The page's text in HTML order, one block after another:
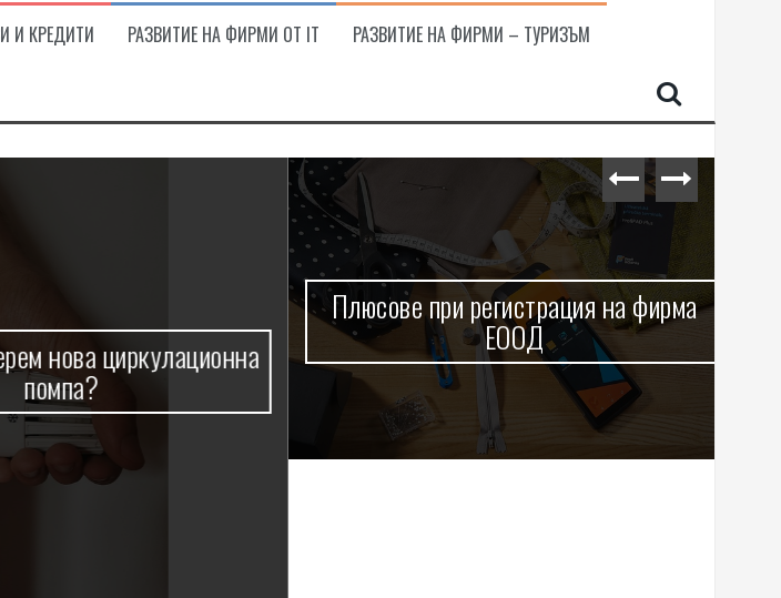
И КРЕДИТИ РАЗВИТИЕ НА ФИРМИ ОТ IT РАЗВИТИЕ НА ФИРМИ – ТУРИЗЪМ
нова циркулационна
помпа?
Плюсове при регистрация на фирма
ЕООД